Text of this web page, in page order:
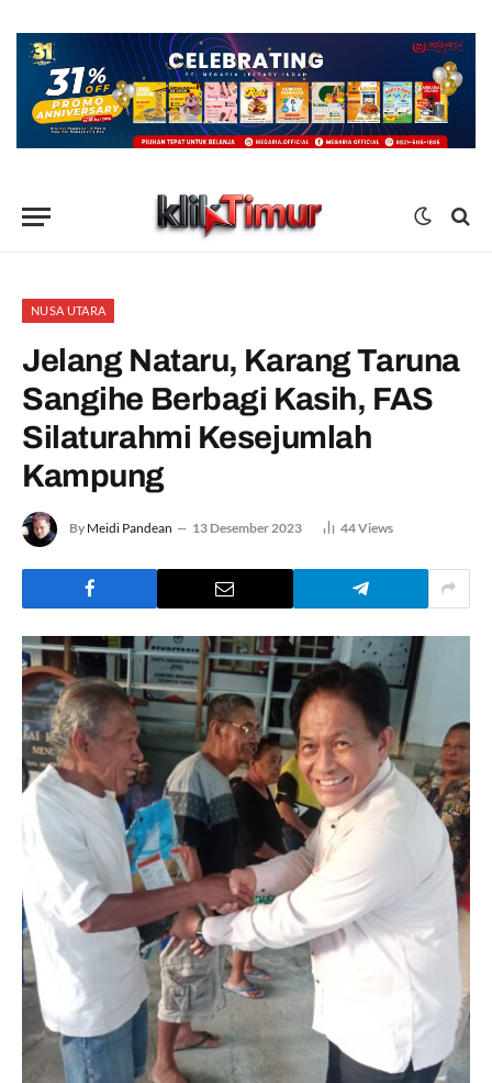
NUSA UTARA
Jelang Nataru, Karang Taruna
Sangihe Berbagi Kasih, FAS
Silaturahmi Kesejumlah
Kampung
By Meidi Pandean 13 Desember 2023 44Views